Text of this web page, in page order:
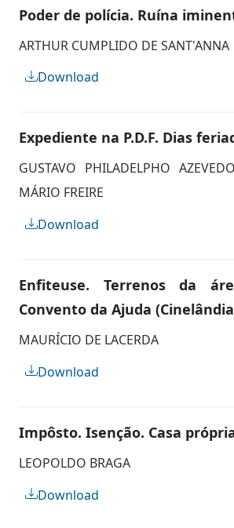
Poder de polícia. Ruína
ARTHUR CUMPLIDO DE SANT'ANNA
Download
Expediente na P.D.F. Dias
GUSTAVO PHILADELPHO
MÁRIO FREIRE
Download
Enfiteuse. Terrenos da
Convento da Ajuda
MAURÍCIO DE LACERDA
Download
Impôsto. Isenção. Casa
LEOPOLDO BRAGA
Download